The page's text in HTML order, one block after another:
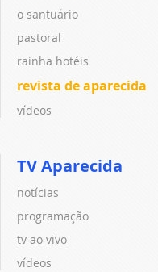
o santuário
pastoral
rainha hotéis
revista de aparecida
vídeos
TV Aparecida
notícias
programação
tv ao vivo
vídeos